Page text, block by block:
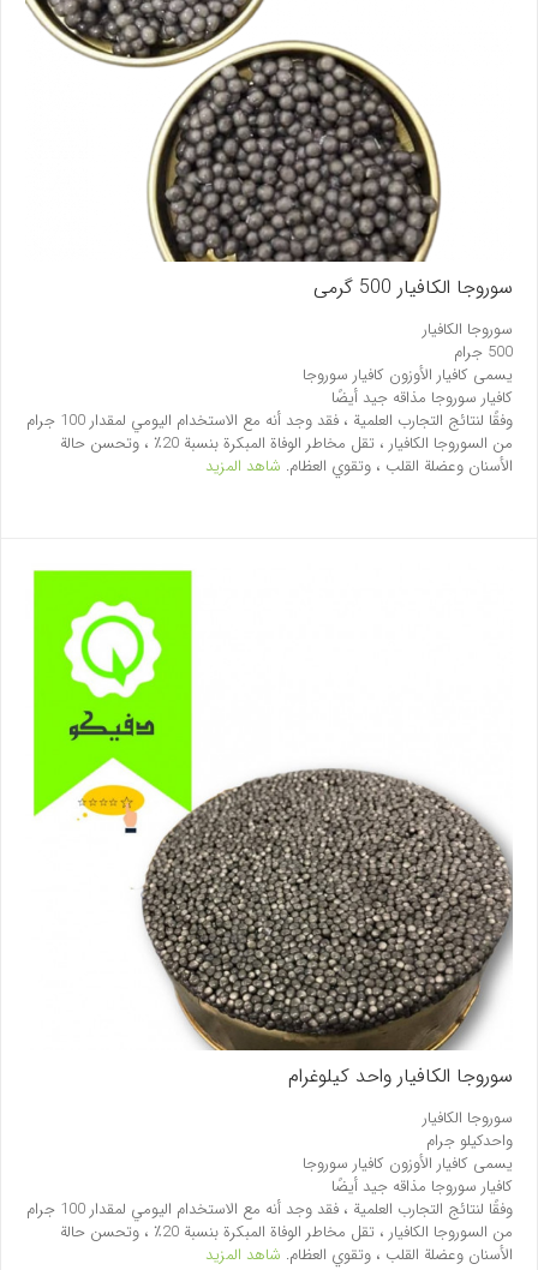
سوروجا الکافیار 500 گرمی
سوروجا الکافیار
500 جرام
يسمى كافيار الأوزون كافيار سوروجا
كافيار سوروجا مذاقه جيد أيضًا
وفقًا لنتائج التجارب العلمية ، فقد وجد أنه مع الاستخدام اليومي لمقدار 100 جرام
من السوروجا الکافیار ، تقل مخاطر الوفاة المبكرة بنسبة 20٪ ، وتحسن حالة
الأسنان وعضلة القلب ، وتقوي العظام. شاهد المزيد
سوروجا الکافیار واحد کيلوغرام
سوروجا الکافیار
واحدکیلو جرام
يسمى كافيار الأوزون كافيار سوروجا
كافيار سوروجا مذاقه جيد أيضًا
وفقًا لنتائج التجارب العلمية ، فقد وجد أنه مع الاستخدام اليومي لمقدار 100 جرام
من السوروجا الکافیار ، تقل مخاطر الوفاة المبكرة بنسبة 20٪ ، وتحسن حالة
الأسنان وعضلة القلب ، وتقوي العظام. شاهد المزيد